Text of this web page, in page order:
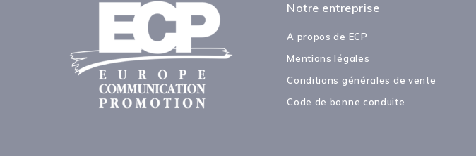
Notre entreprise
A propos de ECP
Mentions légales
Conditions générales de vente
Code de bonne conduite